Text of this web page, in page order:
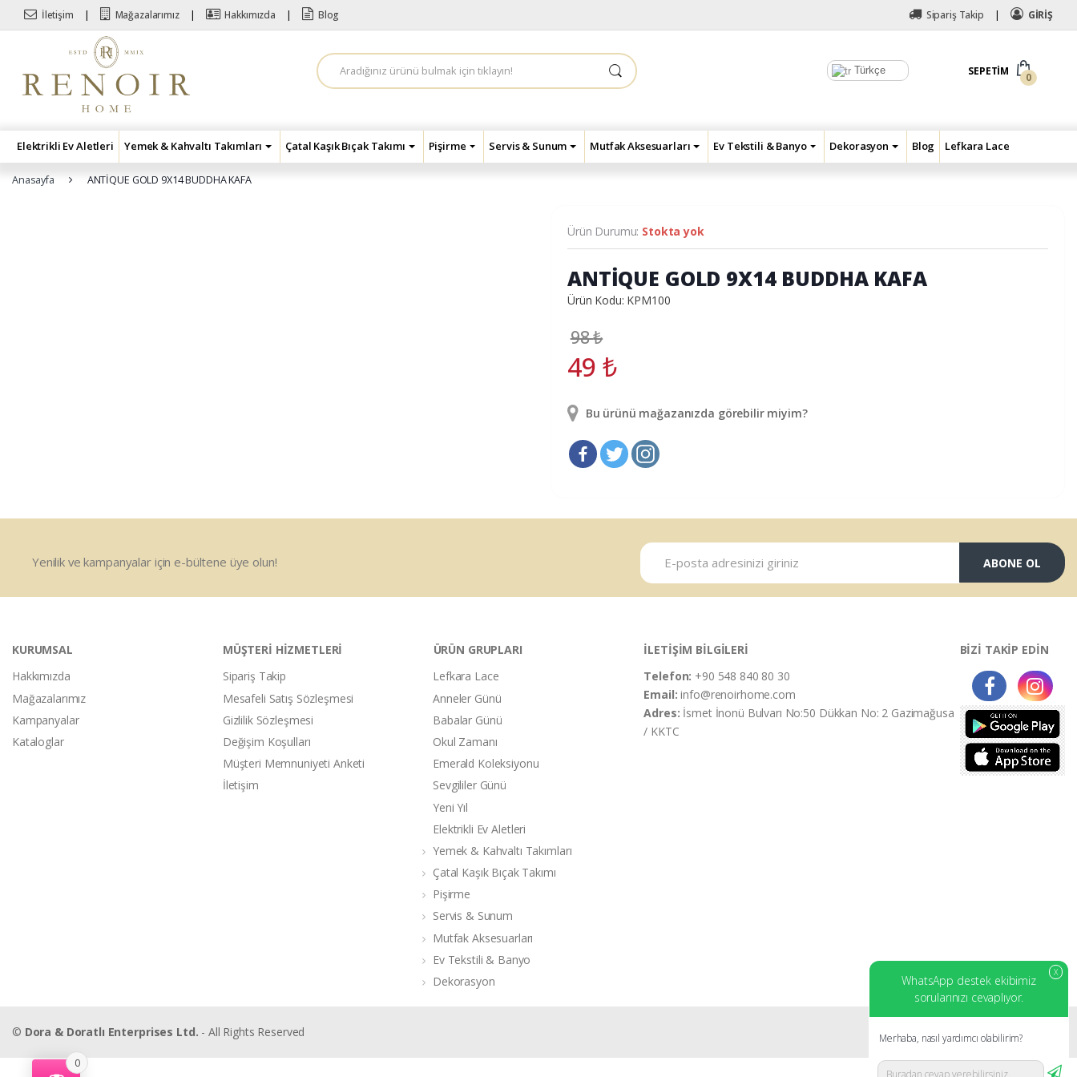
Skip to navigation
Skip to content
İletişim Mağazalarımız Hakkımızda Blog Sipariş Takip GİRİŞ
Türkçe
A
r
a
SEPETIM
0
Elektrikli Ev Aletleri Yemek & Kahvaltı Takımları Çatal Kaşık Bıçak Takımı Pişirme Servis & Sunum Mutfak Aksesuarları Ev Tekstili & Banyo Dekorasyon Blog Lefkara Lace
Anasayfa ANTİQUE GOLD 9X14 BUDDHA KAFA
Ürün Durumu: Stokta yok
ANTİQUE GOLD 9X14 BUDDHA KAFA
Ürün Kodu: KPM100
98₺
49 ₺
Bu ürünü mağazanızda görebilir miyim?
Yenilik ve kampanyalar için e-bültene üye olun! ABONE OL
KURUMSAL
Hakkımızda
Mağazalarımız
Kampanyalar
Kataloglar
MÜŞTERİ HİZMETLERİ
Sipariş Takip
Mesafeli Satış Sözleşmesi
Gizlilik Sözleşmesi
Değişim Koşulları
Müşteri Memnuniyeti Anketi
İletişim
ÜRÜN GRUPLARI
Lefkara Lace
Anneler Günü
Babalar Günü
Okul Zamanı
Emerald Koleksiyonu
Sevgililer Günü
Yeni Yıl
Elektrikli Ev Aletleri
Yemek & Kahvaltı Takımları
Çatal Kaşık Bıçak Takımı
Pişirme
Servis & Sunum
Mutfak Aksesuarları
Ev Tekstili & Banyo
Dekorasyon
İLETİŞİM BİLGİLERİ
Telefon: +90 548 840 80 30
Email:info@renoirhome.com
Adres: İsmet İnonü Bulvarı No:50 Dükkan No: 2 Gazimağusa
/ KKTC
BİZİ TAKİP EDİN
© Dora & Doratlı Enterprises Ltd. - All Rights Reserved
0
X
WhatsApp destek ekibimiz
sorularınızı cevaplıyor.
Merhaba, nasıl yardımcı olabilirim?